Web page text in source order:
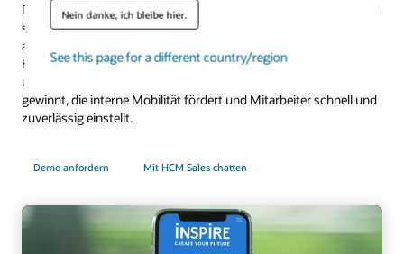
Nein danke, ich bleibe hier.
See this page for a different country/region
Die Einstellungszahlen steigen zwar wieder, doch Sie müssen sich
schnell anpassen und neue Methoden finden, um Bewerber
anzusprechen. Oracle Recruiting, Teil von Oracle Fusion Cloud
Human Capital Management (HCM), kann dabei helfen, die Art
und Weise zu transformieren, wie Ihr Unternehmen Talente
gewinnt, die interne Mobilität fördert und Mitarbeiter schnell und
zuverlässig einstellt.
Demo anfordern Mit HCM Sales chatten